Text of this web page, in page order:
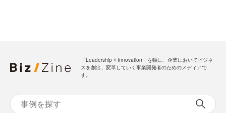
「Leadership ☓ Innovation」を軸に、企業においてビジネ
スを創出、変革していく事業開発者のためのメディアで
す。